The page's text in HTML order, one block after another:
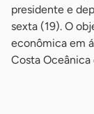
presidente e
sexta (19). O
econômica em
Costa Oceânica